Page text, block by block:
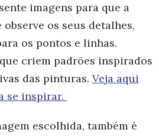
imagens para que a
os seus detalhes,
os pontos e linhas.
criem padrões inspirados
das pinturas. Veja aqui
se inspirar.
escolhida, também é